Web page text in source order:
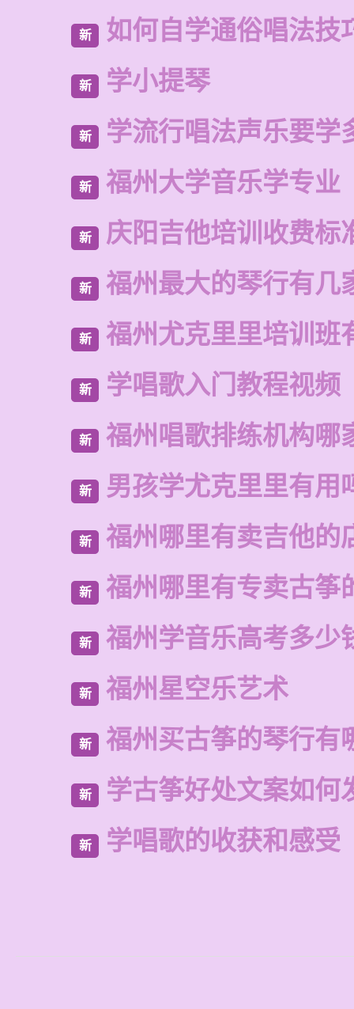
新 如何自学通俗唱法技
新 学小提琴
新 学流行唱法声乐要学
新 福州大学音乐学专业
新 庆阳吉他培训收费标
新 福州最大的琴行有几
新 福州尤克里里培训班
新 学唱歌入门教程视频
新 福州唱歌排练机构哪
新 男孩学尤克里里有用
新 福州哪里有卖吉他的
新 福州哪里有专卖古筝
新 福州学音乐高考多少
新 福州星空乐艺术
新 福州买古筝的琴行有
新 学古筝好处文案如何
新 学唱歌的收获和感受